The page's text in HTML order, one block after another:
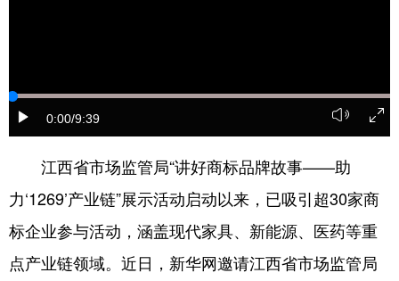
城市 会展
彩票 娱乐 时尚 悦读
公益 一带一路 亚太网 上市公司
文化产业
0:00/9:39
江西省市场监管局“讲好商标品牌故事——助
力‘1269’产业链”展示活动启动以来，已吸引超30家商
标企业参与活动，涵盖现代家具、新能源、医药等重
点产业链领域。近日，新华网邀请江西省市场监管局